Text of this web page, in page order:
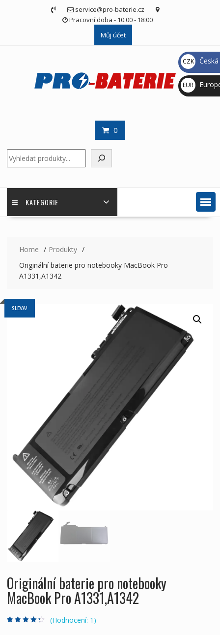
service@pro-baterie.cz
Pracovní doba - 10:00 - 18:00
Můj účet
0
KATEGORIE
Home
Produkty
Originální baterie pro notebooky MacBook Pro
A1331,A1342
SLEVA!
Originální baterie pro notebooky
MacBook Pro A1331,A1342
(Hodnocení: 1 )
CZK
Kč
EUR
€